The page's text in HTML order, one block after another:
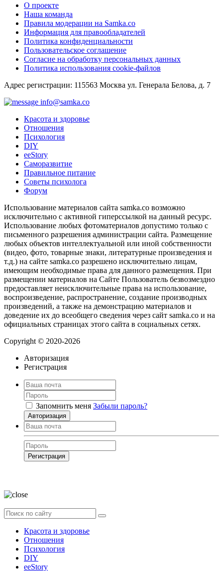
О проекте
Наша команда
Правила модерации на Samka.co
Информация для правообладателей
Политика конфиденциальности
Пользовательское соглашение
Согласие на обработку персональных данных
Политика использования cookie-файлов
Адрес регистрации: 115563 Москва ул. Генерала Белова, д. 7
info@samka.co
Красота и здоровье
Отношения
Психология
DIY
ееStory
Саморазвитие
Правильное питание
Советы психолога
Форум
Использование материалов сайта samka.co возможно
исключительно с активной гиперссылкой на данный ресурс.
Использование любых фотоматериалов допустимо только с
письменного разрешения администрации сайта. Размещение
любых объектов интеллектуальной или иной собственности
(видео, фото, товарные знаки, литературные произведения и
т.д.) на сайте samka.co разрешено исключительно лицам,
имеющим необходимые права для данного размещения. При
размещении материалов на Сайте Пользователь безвозмездно
предоставляет неисключительные права на использование,
воспроизведение, распространение, создание производных
произведений, а также на демонстрацию материалов и
доведение их до всеобщего сведения через сайт samka.co и на
официальных страницах этого сайта в социальных сетях.
Copyright © 2020-2026
Авторизация
Регистрация
Запомнить меня Забыли пароль?
Авторизация
Регистрация
Красота и здоровье
Отношения
Психология
DIY
ееStory